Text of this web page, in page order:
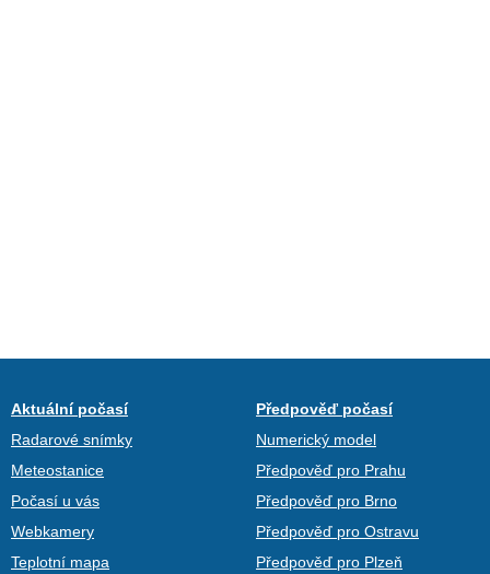
Aktuální počasí
Radarové snímky
Meteostanice
Počasí u vás
Webkamery
Teplotní mapa
Předpověď počasí
Numerický model
Předpověď pro Prahu
Předpověď pro Brno
Předpověď pro Ostravu
Předpověď pro Plzeň